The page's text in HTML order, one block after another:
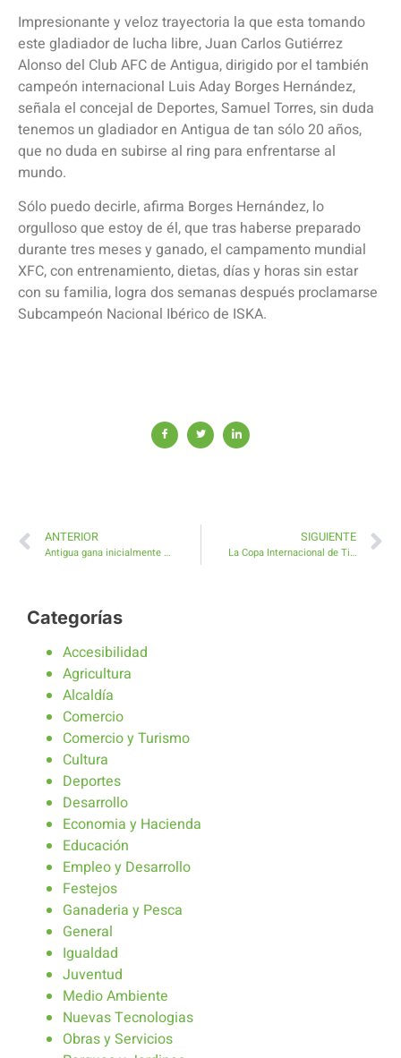
Impresionante y veloz trayectoria la que esta tomando
este gladiador de lucha libre, Juan Carlos Gutiérrez
Alonso del Club AFC de Antigua, dirigido por el también
campeón internacional Luis Aday Borges Hernández,
señala el concejal de Deportes, Samuel Torres, sin duda
tenemos un gladiador en Antigua de tan sólo 20 años,
que no duda en subirse al ring para enfrentarse al
mundo.
Sólo puedo decirle, afirma Borges Hernández, lo
orgulloso que estoy de él, que tras haberse preparado
durante tres meses y ganado, el campamento mundial
XFC, con entrenamiento, dietas, días y horas sin estar
con su familia, logra dos semanas después proclamarse
Subcampeón Nacional Ibérico de ISKA.
ANTERIOR
Antigua gana inicialmente el procedimiento de titularidad sobre la parcela de la desaladora de Salinas Golf
SIGUIENTE
La Copa Internacional de Tiro en MorroNegro alcanza su más alto nivel en calidad, participantes y magnífico ambiente
Categorías
Accesibilidad
Agricultura
Alcaldía
Comercio
Comercio y Turismo
Cultura
Deportes
Desarrollo
Economia y Hacienda
Educación
Empleo y Desarrollo
Festejos
Ganaderia y Pesca
General
Igualdad
Juventud
Medio Ambiente
Nuevas Tecnologias
Obras y Servicios